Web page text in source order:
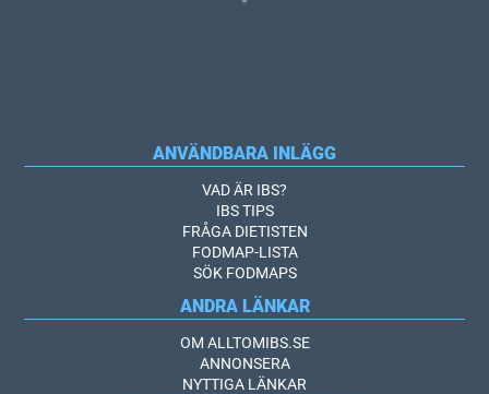
ANVÄNDBARA INLÄGG
VAD ÄR IBS?
IBS TIPS
FRÅGA DIETISTEN
FODMAP-LISTA
SÖK FODMAPS
ANDRA LÄNKAR
OM ALLTOMIBS.SE
ANNONSERA
NYTTIGA LÄNKAR